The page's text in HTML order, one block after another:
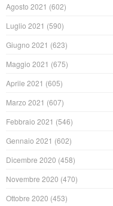
Agosto 2021 (602)
Luglio 2021 (590)
Giugno 2021 (623)
Maggio 2021 (675)
Aprile 2021 (605)
Marzo 2021 (607)
Febbraio 2021 (546)
Gennaio 2021 (602)
Dicembre 2020 (458)
Novembre 2020 (470)
Ottobre 2020 (453)